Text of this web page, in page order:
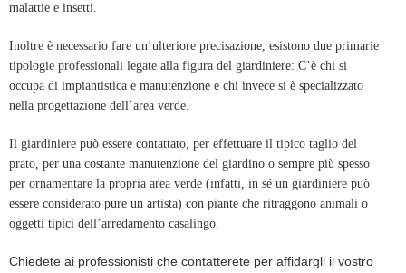
malattie e insetti.
Inoltre è necessario fare un’ulteriore precisazione, esistono due primarie
tipologie professionali legate alla figura del giardiniere: C’è chi si
occupa di impiantistica e manutenzione e chi invece si è specializzato
nella progettazione dell’area verde.
Il giardiniere può essere contattato, per effettuare il tipico taglio del
prato, per una costante manutenzione del giardino o sempre più spesso
per ornamentare la propria area verde (infatti, in sé un giardiniere può
essere considerato pure un artista) con piante che ritraggono animali o
oggetti tipici dell’arredamento casalingo.
Chiedete ai professionisti che contatterete per affidargli il vostro